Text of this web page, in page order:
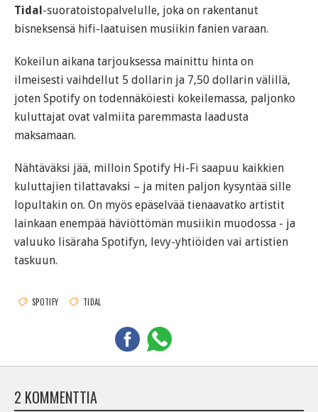
Tidal -suoratoistopalvelulle, joka on rakentanut
bisneksensä hifi-laatuisen musiikin fanien varaan.
Kokeilun aikana tarjouksessa mainittu hinta on
ilmeisesti vaihdellut 5 dollarin ja 7,50 dollarin välillä,
joten Spotify on todennäköiesti kokeilemassa, paljonko
kuluttajat ovat valmiita paremmasta laadusta
maksamaan.
Nähtäväksi jää, milloin Spotify Hi-Fi saapuu kaikkien
kuluttajien tilattavaksi – ja miten paljon kysyntää sille
lopultakin on. On myös epäselvää tienaavatko artistit
lainkaan enempää häviöttömän musiikin muodossa - ja
valuuko lisäraha Spotifyn, levy-yhtiöiden vai artistien
taskuun.
SPOTIFY TIDAL
2 KOMMENTTIA